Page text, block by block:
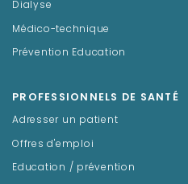
Dialyse
Médico-technique
Prévention Education
PROFESSIONNELS DE SANTÉ
Adresser un patient
Offres d'emploi
Education / prévention